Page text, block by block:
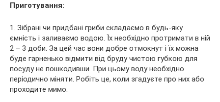
Приготування:
1. Зібрані чи придбані гриби складаємо в будь-яку
ємність і заливаємо водою. Їх необхідно протримати в ній
2 – 3 доби. За цей час вони добре отмокнут і їх можна
буде гарненько відмити від бруду чистою губкою для
посуду не пошкодивши. При цьому воду необхідно
періодично міняти. Робіть це, коли згадуєте про них або
проходите мимо.